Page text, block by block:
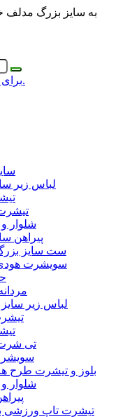
به سایز بزرگ مدلف
برای محصولات بیشتر کلیک کنید.
لباس زیر
تیشرت
شلوار
پیراهن
ست سایز
سویشرت
لباس زیر
تی شرت
بلوز و تیشرت طرح
شلوار
تیشرت تاپ ورزشی